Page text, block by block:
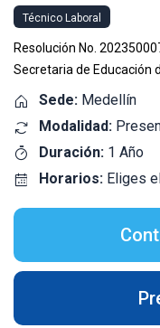
Técnico Laboral
Resolución No.
Secretaria de Educación
Sede: Medellín
Modalidad:
Duración: 1 Año
Horarios:Eliges